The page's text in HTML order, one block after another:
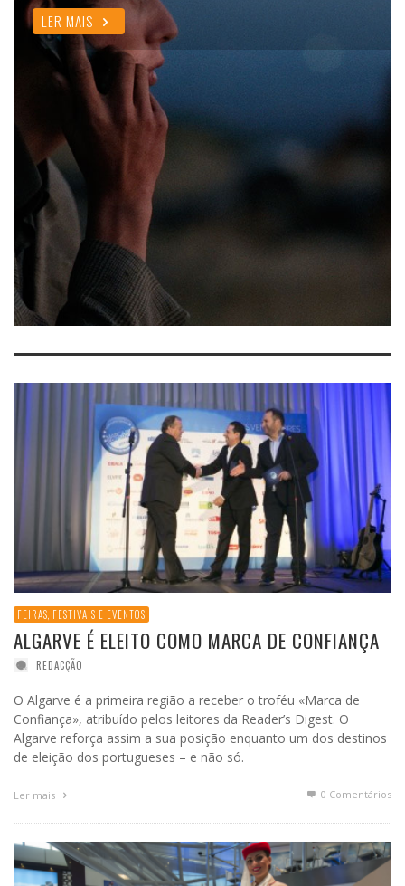
LER MAIS
FEIRAS, FESTIVAIS E EVENTOS
ALGARVE É ELEITO COMO MARCA DE CONFIANÇA
REDACÇÃO
O Algarve é a primeira região a receber o troféu «Marca de
Confiança», atribuído pelos leitores da Reader’s Digest. O
Algarve reforça assim a sua posição enquanto um dos destinos
de eleição dos portugueses – e não só.
Ler mais 0 Comentários